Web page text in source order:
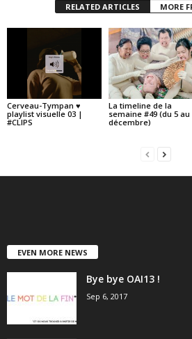
RELATED ARTICLES MORE
Cerveau-Tympan ♥
playlist visuelle 03 |
#CLIPS
La timeline de la
semaine #49 (du 5 au
décembre)
EVEN MORE NEWS
Bye bye OAI13 !
Sep 6, 2017